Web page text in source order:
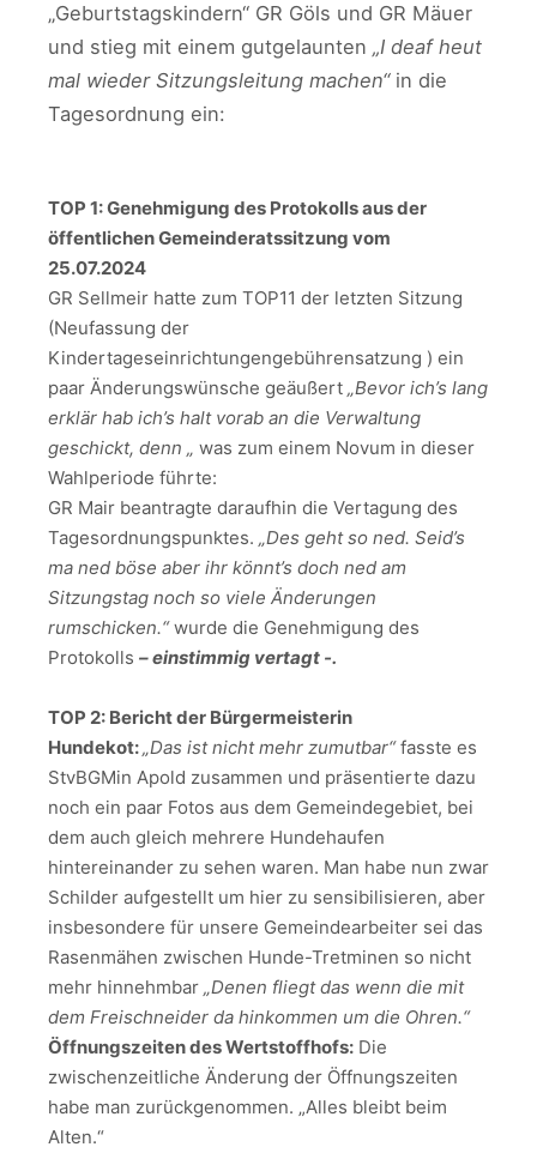
„Geburtstagskindern“ GR Göls und GR Mäuer
und stieg mit einem gutgelaunten „I deaf heut
mal wieder Sitzungsleitung machen“ in die
Tagesordnung ein:
TOP 1: Genehmigung des Protokolls aus der
öffentlichen Gemeinderatssitzung vom
25.07.2024
GR Sellmeir hatte zum TOP11 der letzten Sitzung
(Neufassung der
Kindertageseinrichtungengebührensatzung ) ein
paar Änderungswünsche geäußert „Bevor ich’s lang
erklär hab ich’s halt vorab an die Verwaltung
geschickt, denn „ was zum einem Novum in dieser
Wahlperiode führte:
GR Mair beantragte daraufhin die Vertagung des
Tagesordnungspunktes. „Des geht so ned. Seid’s
ma ned böse aber ihr könnt’s doch ned am
Sitzungstag noch so viele Änderungen
rumschicken.“wurde die Genehmigung des
Protokolls – einstimmig vertagt -.
TOP 2: Bericht der Bürgermeisterin
Hundekot:„Das ist nicht mehr zumutbar“fasste es
StvBGMin Apold zusammen und präsentierte dazu
noch ein paar Fotos aus dem Gemeindegebiet, bei
dem auch gleich mehrere Hundehaufen
hintereinander zu sehen waren. Man habe nun zwar
Schilder aufgestellt um hier zu sensibilisieren, aber
insbesondere für unsere Gemeindearbeiter sei das
Rasenmähen zwischen Hunde-Tretminen so nicht
mehr hinnehmbar „Denen fliegt das wenn die mit
dem Freischneider da hinkommen um die Ohren.“
Öffnungszeiten des Wertstoffhofs: Die
zwischenzeitliche Änderung der Öffnungszeiten
habe man zurückgenommen. „Alles bleibt beim
Alten.“